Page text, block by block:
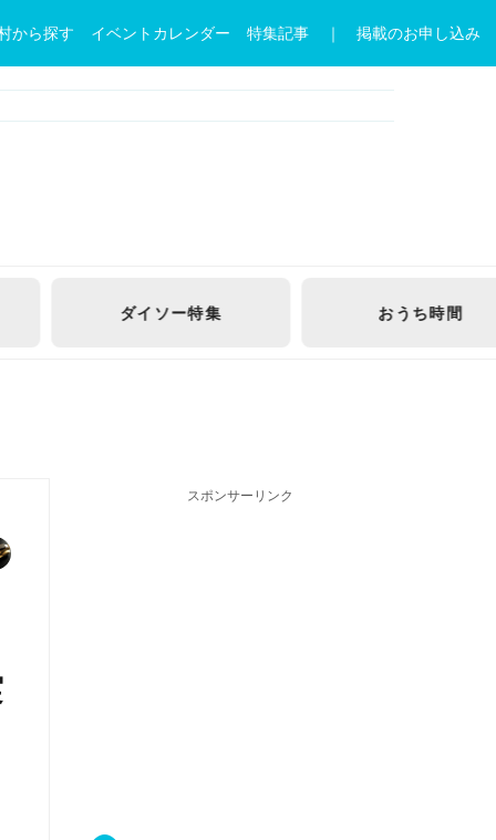
から探す イベントカレンダー 特集記事 ｜ 掲載のお申し込み
おうち時間 TOKYOTOILET
スポンサーリンク